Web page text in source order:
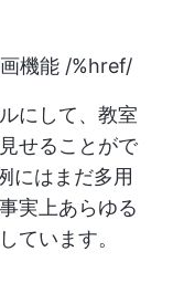
機能 /%href/
にして、教室
せることがで
にはまだ多用
実上あらゆる
ています。